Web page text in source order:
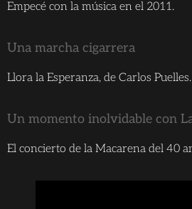
Empecé con la música en el 2011.
Una marcha cigarrera
Llora la Esperanza, de Carlos Puelles.
Un momento inolvidable con
El concierto de la Macarena del 40